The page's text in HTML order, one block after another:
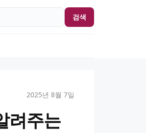
검색
2025년 8월 7일
려주는